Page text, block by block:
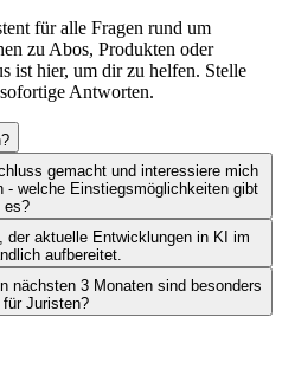
für alle Fragen rund um
zu Abos, Produkten oder
ist hier, um dir zu helfen. Stelle
Antworten.
- welche Einstiegsmöglichkeiten gibt
es?
aufbereitet.
Juristen?